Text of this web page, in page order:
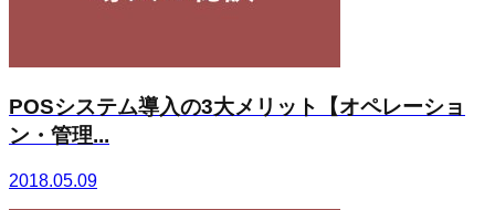
POSシステム導入の3大メリット【オペレーショ
ン・管理...
2018.05.09